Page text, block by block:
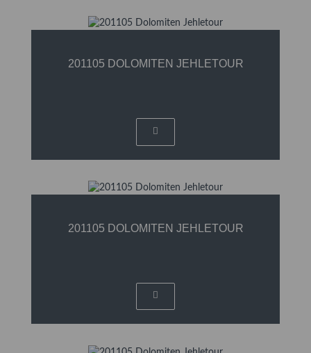
201105 DOLOMITEN JEHLETOUR
201105 DOLOMITEN JEHLETOUR